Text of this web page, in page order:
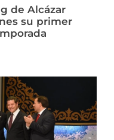
de Alcázar
su primer